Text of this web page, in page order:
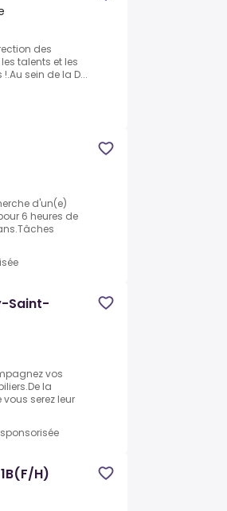
des
talents et les
sein de la D...
d'un(e)
6 heures de
Saint-
vos
la
serez leur
1B(F/H)